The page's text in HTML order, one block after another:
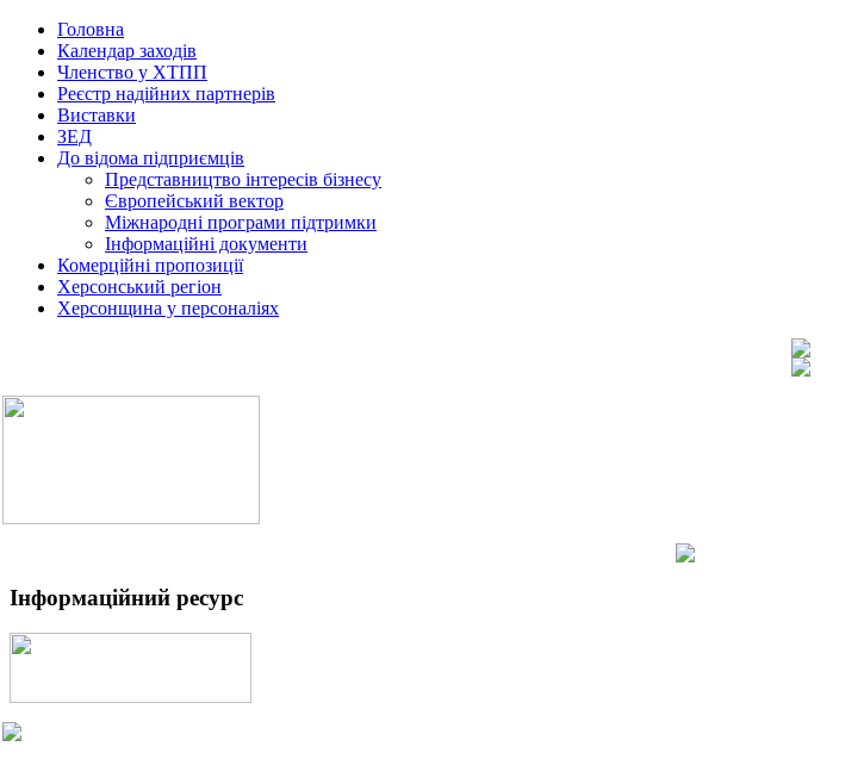
Головна
Календар заходів
Членство у ХТПП
Реєстр надійних партнерів
Виставки
ЗЕД
До відома підприємців
Представництво інтересів бізнесу
Європейський вектор
Міжнародні програми підтримки
Інформаційні документи
Комерційні пропозиції
Херсонський регіон
Херсонщина у персоналіях
Інформаційний ресурс